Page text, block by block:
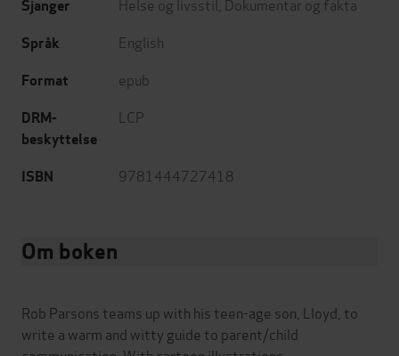
Sjanger Helse og livsstil Dokumentar og fakta
Språk English
Format epub
DRM-
beskyttelse
LCP
ISBN 9781444727418
Om boken
Rob Parsons teams up with his teen-age son, Lloyd, to
write a warm and witty guide to parent/child